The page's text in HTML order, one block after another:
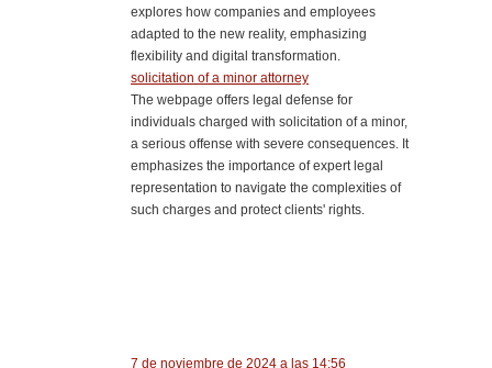
explores how companies and employees
adapted to the new reality, emphasizing
flexibility and digital transformation.
solicitation of a minor attorney
The webpage offers legal defense for
individuals charged with solicitation of a minor,
a serious offense with severe consequences. It
emphasizes the importance of expert legal
representation to navigate the complexities of
such charges and protect clients' rights.
7 de noviembre de 2024 a las 14:56